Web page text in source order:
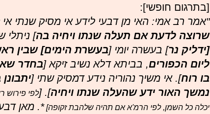
[בתרגום חופשי]:
"אמר רב אמי: האי מן דבעי לידע אי מסיק שנתי
שרוצה לדעת אם תעלה שנתו ויחיה בה] ניתלי
[ידליק נר] בעשרה יומי [בעשרת הימים] שבין
ליום הכפורים, בביתא דלא נשיב זיקא [בחדר
בו רוח]. אי משיך נהוריה נידע דמסיק שתי [יתבונן
נמשך האור ידע שהעלה שנתו ויחיה]. [לפי פירוש
יכלה כל השמן, לפי הרמ'א אם תהיה שלהבת זקופה]*. מאן